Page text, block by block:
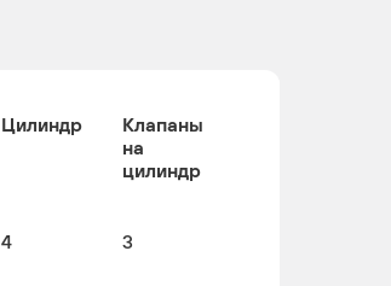
Цилиндр
Клапаны
на
цилиндр
4 3